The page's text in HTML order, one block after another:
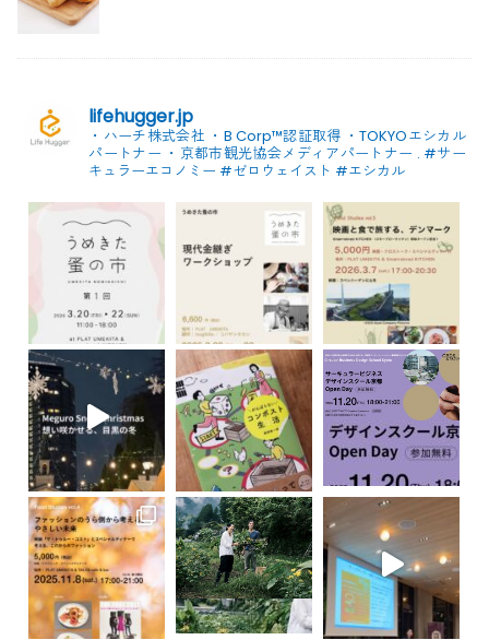
lifehugger.jp
・ハーチ株式会社 ・B Corp™認証取得 ・TOKYOエシカル
パートナー ・京都市観光協会メディアパートナー . #サー
キュラーエコノミー #ゼロウェイスト #エシカル